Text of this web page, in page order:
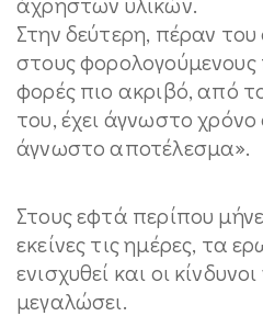
Στην δεύτερη, πέραν του
στους φορολογούμενους
φορές πιο ακριβό, από
του, έχει άγνωστο
άγνωστο αποτέλεσμα».
Στους εφτά περίπου
εκείνες τις ημέρες, τα
ενισχυθεί και οι
μεγαλώσει.